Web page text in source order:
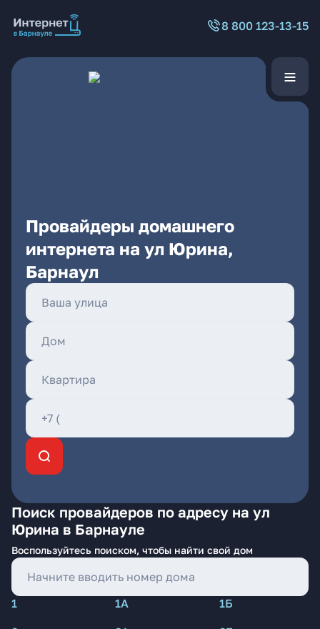
8 800 123-13-15
Провайдеры домашнего
интернета на ул Юрина,
Барнаул
Поиск провайдеров по адресу на ул
Юрина в Барнауле
Воспользуйтесь поиском, чтобы найти свой дом
1 1А
1Б